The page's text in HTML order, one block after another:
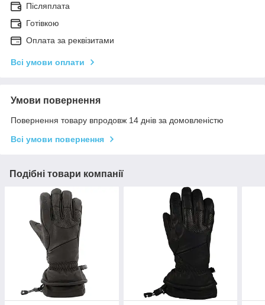
Післяплата
Готівкою
Оплата за реквізитами
Всі умови оплати
Умови повернення
Повернення товару впродовж 14 днів за домовленістю
Всі умови повернення
Подібні товари компанії